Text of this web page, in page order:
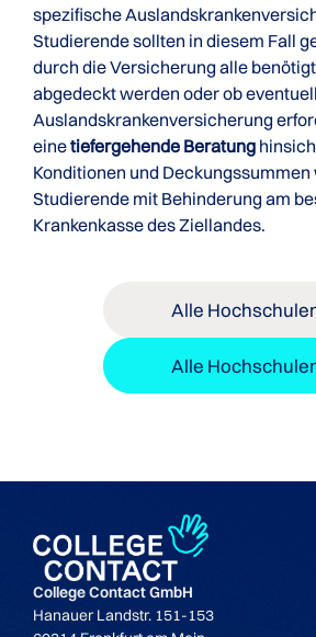
spezifische
Studierende sollten in diesem Fall
durch die Versicherung alle
abgedeckt werden oder ob
Auslandskrankenversicherung
einetiefergehende Beratung
Konditionen und
Studierende mit Behinderung am
Krankenkasse des Ziellandes.
Alle
Alle
College Contact GmbH
Hanauer Landstr. 151-153